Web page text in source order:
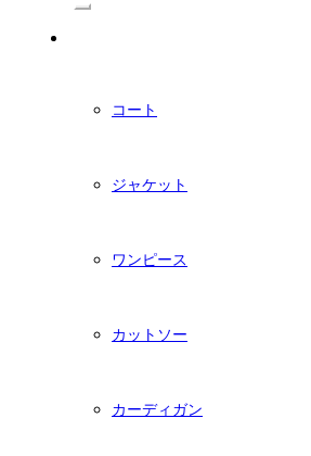
コート
ジャケット
ワンピース
カットソー
カーディガン